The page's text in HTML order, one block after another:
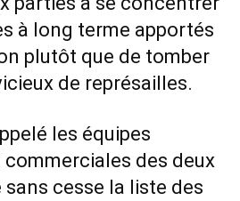
à long terme apportés
plutôt que de tomber
de représailles.
les équipes
des deux
cesse la liste des